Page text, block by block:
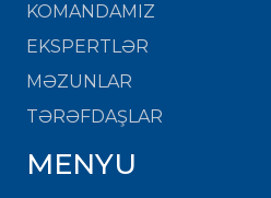
KOMANDAMIZ
EKSPERTLƏR
MƏZUNLAR
TƏRƏFDAŞLAR
MENYU